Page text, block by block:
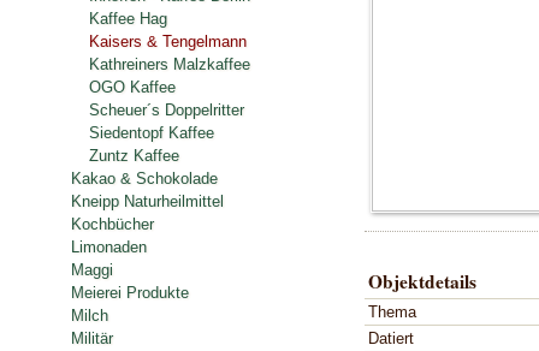
Objektdetails
Thema
Datiert
Kaffee Hag
Kaisers & Tengelmann
Kathreiners Malzkaffee
OGO Kaffee
Scheuer´s Doppelritter
Siedentopf Kaffee
Zuntz Kaffee
Kakao & Schokolade
Kneipp Naturheilmittel
Kochbücher
Limonaden
Maggi
Meierei Produkte
Milch
Militär